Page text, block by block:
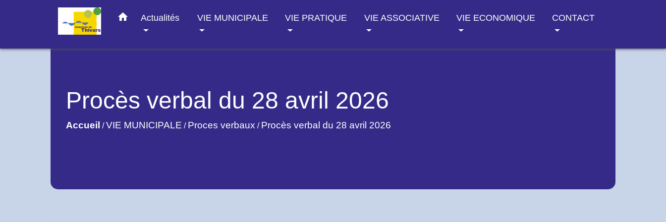
home Actualités VIE MUNICIPALE VIE PRATIQUE VIE ASSOCIATIVE VIE ECONOMIQUE CONTACT
Procès verbal du 28 avril 2026
Accueil /VIE MUNICIPALE / Proces verbaux / Procès verbal du 28 avril 2026